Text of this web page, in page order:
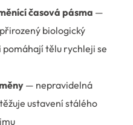
časová pásma —
biologický
tělu rychleji se
— nepravidelná
ustavení stálého